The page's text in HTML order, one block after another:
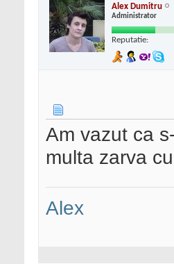
Alex Dumitru
Administrator
Reputatie:
Am vazut ca
multa zarva
Alex